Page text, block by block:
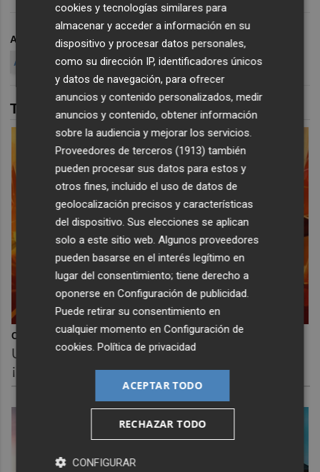
ARCHIVADO EN FÚTBOL PRIMERA RFEF
REAL MURCIA
AYUNTAMIENTO DE MURCIA
TAMBIÉN TE PUEDE INTERESAR
Corepunk MMORPG
Un verdadero MMORPG de la vieja escuela
¡Cómo los de antes, pero mejor!
cookies y tecnologías similares para
almacenar y acceder a información en su
dispositivo y procesar datos personales,
como su dirección IP, identificadores únicos
y datos de navegación, para ofrecer
anuncios y contenido personalizados, medir
anuncios y contenido, obtener información
sobre la audiencia y mejorar los servicios.
Proveedores de terceros (1913) también
pueden procesar sus datos para estos y
otros fines, incluido el uso de datos de
geolocalización precisos y características
del dispositivo. Sus elecciones se aplican
solo a este sitio web. Algunos proveedores
pueden basarse en el interés legítimo en
lugar del consentimiento; tiene derecho a
oponerse enConfiguración de publicidad
Puede retirar su consentimiento en
cualquier momento enConfiguración de
cookies .Política de privacidad
ACEPTAR TODO
RECHAZAR TODO
CONFIGURAR